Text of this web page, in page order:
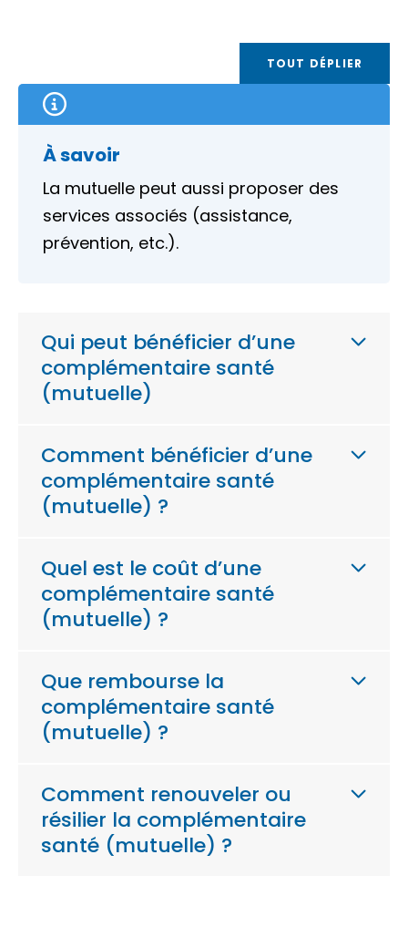
TOUT DÉPLIER
À savoir
La mutuelle peut aussi proposer des
services associés (assistance,
prévention, etc.).
Qui peut bénéficier d’une
complémentaire santé
(mutuelle)
Comment bénéficier d’une
complémentaire santé
(mutuelle) ?
Quel est le coût d’une
complémentaire santé
(mutuelle) ?
Que rembourse la
complémentaire santé
(mutuelle) ?
Comment renouveler ou
résilier la complémentaire
santé (mutuelle) ?